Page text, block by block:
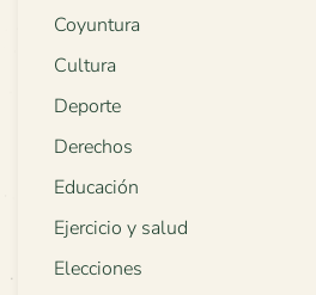
Coyuntura
Cultura
Deporte
Derechos
Educación
Ejercicio y salud
Elecciones